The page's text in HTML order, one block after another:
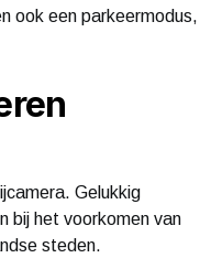
ook een parkeermodus,
Gelukkig
bij het voorkomen van
steden.